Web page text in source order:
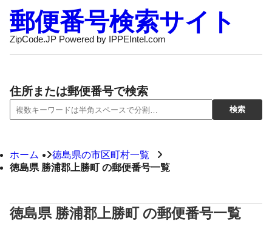
郵便番号検索サイト
ZipCode.JP Powered by IPPEIntel.com
住所または郵便番号で検索
ホーム
徳島県の市区町村一覧
徳島県 勝浦郡上勝町 の郵便番号一覧
徳島県 勝浦郡上勝町 の郵便番号一覧